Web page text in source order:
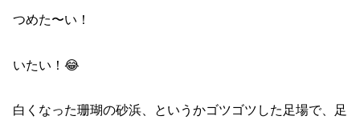
つめた〜い！
いたい！😂
白くなった珊瑚の砂浜、というかゴツゴツした足場で、足